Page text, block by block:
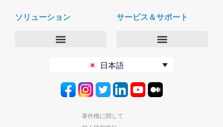
パートナー
セキュリティおよびプライバシー
ソリューション
プロダクティビティツール
サービス＆サポート
デルタパス University
ソフトウェアダウンロード
テクニカルサポートに連絡する
日本語
著作権に関して